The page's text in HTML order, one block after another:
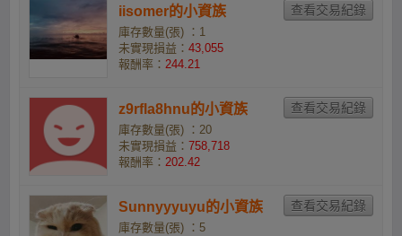
iisomer的小資族
庫存數量(張) ：1
未實現損益： 43,055
報酬率： 244.21
z9rfla8hnu的小資族
庫存數量(張) ：20
未實現損益： 758,718
報酬率： 202.42
Sunnyyyuyu的小資族
庫存數量(張) ：5